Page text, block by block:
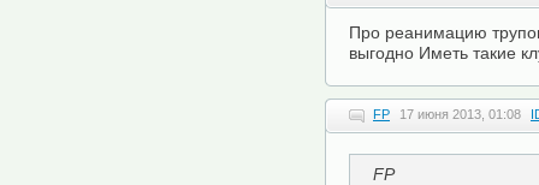
Про реанимацию
выгодно Иметь такие
FP 17 июня 2013, 01:08
FP